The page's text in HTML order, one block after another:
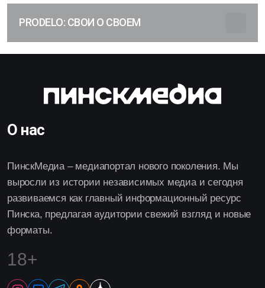
PRODELO: СВОИ О СВОЕМ
О нас
ПинскМедиа – медиапортал нового поколения. Мы
выросли из истории независимых медиа и сегодня
развиваемся как главный информационный ресурс
Пинска, предлагая аудитории свежий взгляд и новые
форматы.
18+